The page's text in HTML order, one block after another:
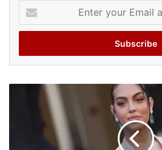
your
Email